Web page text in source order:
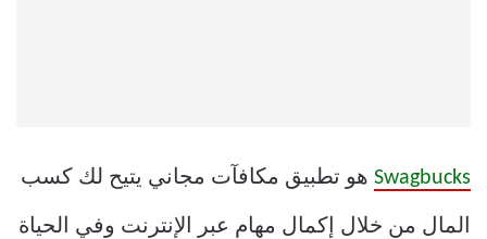
Swagbucks هو تطبيق مكافآت مجاني يتيح لك كسب
المال من خلال إكمال مهام عبر الإنترنت وفي الحياة